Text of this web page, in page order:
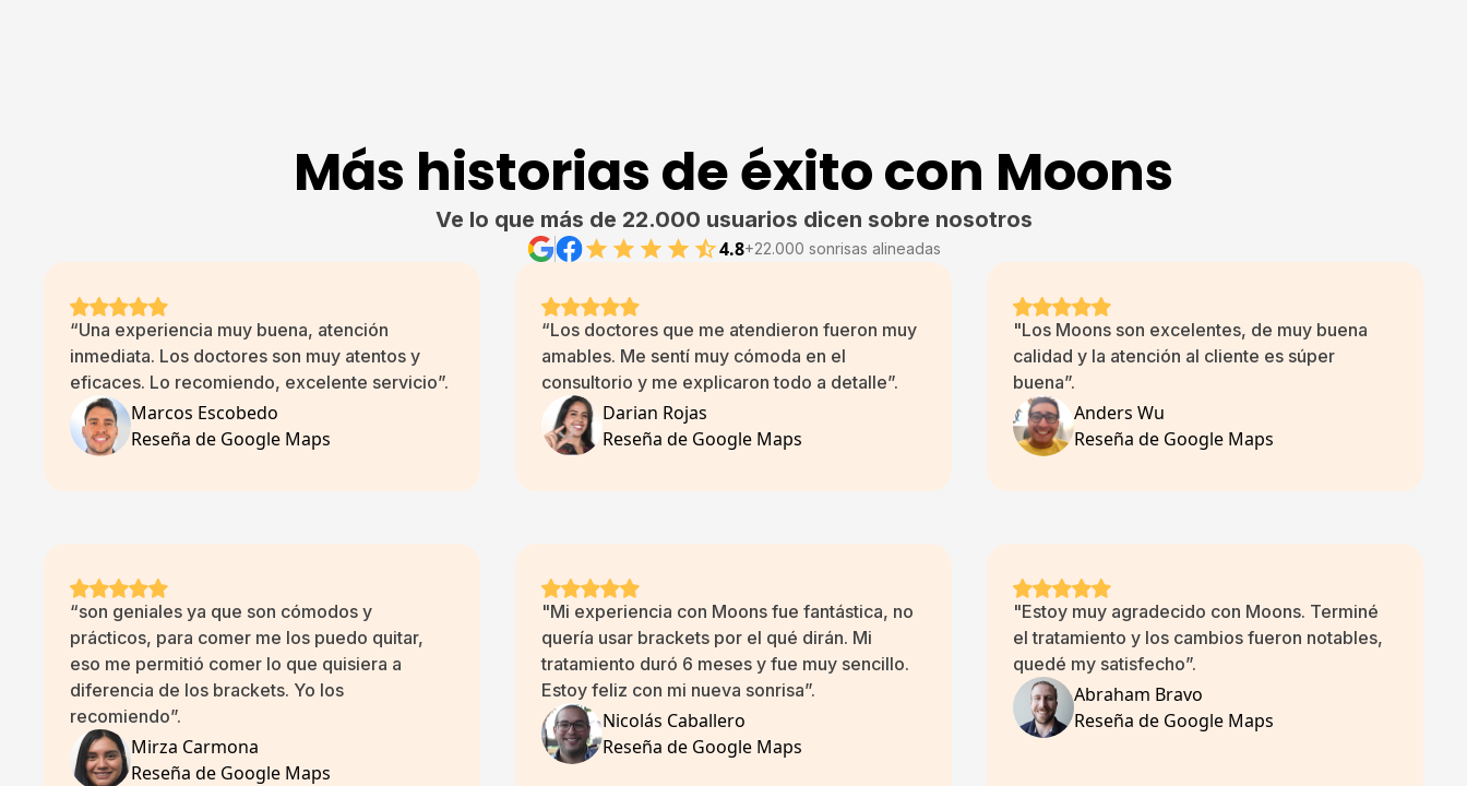
Más historias de éxito con Moons
Ve lo que más de 22.000 usuarios dicen sobre nosotros
4.8+22.000 sonrisas alineadas
“Una experiencia muy buena, atención
inmediata. Los doctores son muy atentos y
eficaces. Lo recomiendo, excelente servicio”.
Marcos Escobedo
Reseña de Google Maps
“Los doctores que me atendieron fueron muy
amables. Me sentí muy cómoda en el
consultorio y me explicaron todo a detalle”.
Darian Rojas
Reseña de Google Maps
"Los Moons son excelentes, de muy buena
calidad y la atención al cliente es súper
buena”.
Anders Wu
Reseña de Google Maps
“son geniales ya que son cómodos y
prácticos, para comer me los puedo quitar,
eso me permitió comer lo que quisiera a
diferencia de los brackets. Yo los
recomiendo”.
Mirza Carmona
Reseña de Google Maps
"Mi experiencia con Moons fue fantástica, no
quería usar brackets por el qué dirán. Mi
tratamiento duró 6 meses y fue muy sencillo.
Estoy feliz con mi nueva sonrisa”.
Nicolás Caballero
Reseña de Google Maps
"Estoy muy agradecido con Moons. Terminé
el tratamiento y los cambios fueron notables,
quedé my satisfecho”.
Abraham Bravo
Reseña de Google Maps